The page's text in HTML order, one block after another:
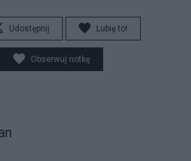
Udostępnij Lubię to!
Obserwuj notkę